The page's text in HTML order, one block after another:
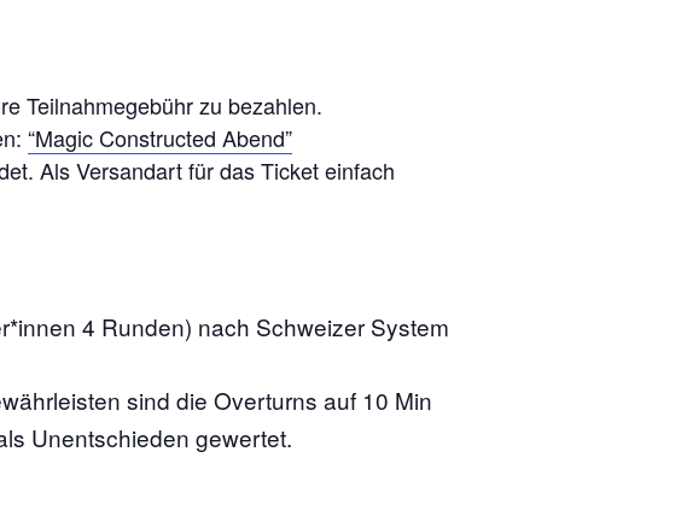
Teilnahmegebühr zu bezahlen.
“Magic Constructed Abend”
Als Versandart für das Ticket einfach
4 Runden) nach Schweizer System
sind die Overturns auf 10 Min
Unentschieden gewertet.